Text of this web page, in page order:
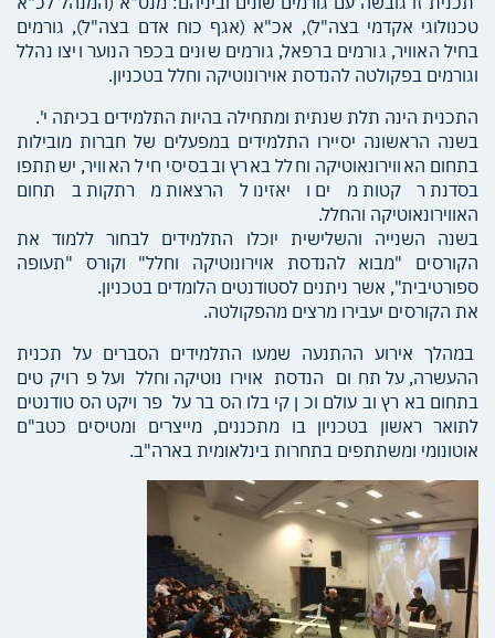
טכנולוגי אקדמי בצה"ל), אכ"א (אגף כוח אדם בצה"ל), גורמים
בחיל האוויר, גורמים ברפאל, גורמים שונים בכפר הנוער ויצו נהלל
וגורמים בפקולטה להנדסת אוירונוטיקה וחלל בטכניון.
התכנית הינה תלת שנתית ומתחילה בהיות התלמידים בכיתה י'.
בשנה הראשונה יסיירו התלמידים במפעלים של חברות מובילות
בתחום האווירונאוטיקה וחלל בארץ ובבסיסי חיל האוויר, ישתתפו
בסדנת רקטות מים ויאזינו להרצאות מרתקות בתחום
האווירונאוטיקה והחלל.
בשנה השנייה והשלישית יוכלו התלמידים לבחור ללמוד את
הקורסים "מבוא להנדסת אוירונוטיקה וחלל" וקורס "תעופה
ספורטיבית", אשר ניתנים לסטודנטים הלומדים בטכניון.
את הקורסים יעבירו מרצים מהפקולטה.
במהלך אירוע ההתנעה שמעו התלמידים הסברים על תכנית
ההעשרה, על תחום הנדסת אוירונוטיקה וחלל ועל פרויקטים
בתחום בארץ ובעולם וכן קיבלו הסבר על פרויקט הסטודנטים
לתואר ראשון בטכניון בו מתכננים, מייצרים ומטיסים כטב"ם
אוטונומי ומשתתפים בתחרות בינלאומית בארה"ב.